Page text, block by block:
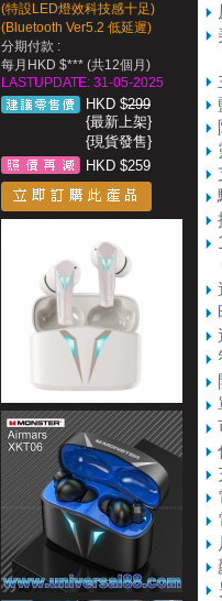
(特設LED燈效科技感十足)
(Bluetooth Ver5.2 低延遲)
分期付款 :
每月HKD $*** (共12個月)
LASTUPDATE: 31-05-2025
HKD $299
{最新上架}
{現貨發售}
HKD $259